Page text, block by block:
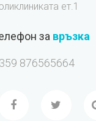
ет.1
за връзка
876565664